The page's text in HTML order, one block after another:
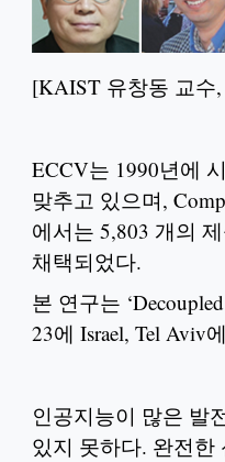
[KAIST 유창동 교수
ECCV는 1990년에
맞추고 있으며,
에서는 5,803 개의
채택되었다.
본 연구는
23에 Israel, Tel Aviv
인공지능이 많은 발
있지 못하다. 완전한